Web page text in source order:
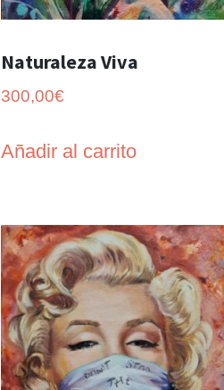
Naturaleza Viva
300,00€
Añadir al carrito